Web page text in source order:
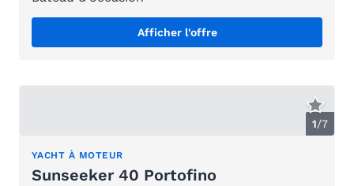
Afficher l'offre
1/7
YACHT À MOTEUR
Sunseeker 40 Portofino